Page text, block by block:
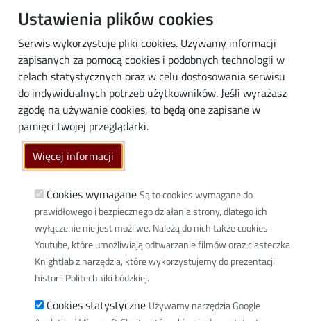
Ustawienia plików cookies
Serwis wykorzystuje pliki cookies. Używamy informacji
zapisanych za pomocą cookies i podobnych technologii w
celach statystycznych oraz w celu dostosowania serwisu
do indywidualnych potrzeb użytkowników. Jeśli wyrażasz
zgodę na używanie cookies, to będą one zapisane w
pamięci twojej przeglądarki.
Więcej informacji
Cookies wymagane Są to cookies wymagane do
prawidłowego i bezpiecznego działania strony, dlatego ich
wyłączenie nie jest możliwe. Należą do nich także cookies
Youtube, które umożliwiają odtwarzanie filmów oraz ciasteczka
Knightlab z narzędzia, które wykorzystujemy do prezentacji
historii Politechniki Łódzkiej.
Cookies statystyczne Używamy narzędzia Google
Pracownicy
Biznes
Media
Społeczność lokalna
Linki
Wikamp
Poczta elektroniczna
Biblioteka PŁ
Dyscypliny naukowe w PŁ
Inicjatywa Doskonałości Uczelnia Badawcza
BIP
Klauzula RODO
Polityka prywatności